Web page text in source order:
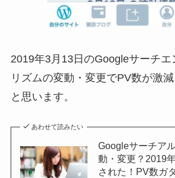
2019年3月13日のGoogleサーチ
リズムの変動・変更でPV数が激
と思います。
あわせて読みたい
Googleサーチア
動・変更？2019
された！PV数ガ